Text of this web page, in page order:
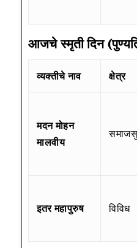
आजचे स्मृती दिन
व्यक्तीचे नाव क्षेत्र
मदन मोहन
मालवीय
इतर महापुरुष विविध